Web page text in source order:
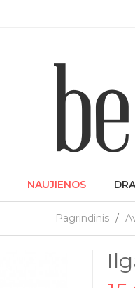
NAUJIENOS
Pagrindinis